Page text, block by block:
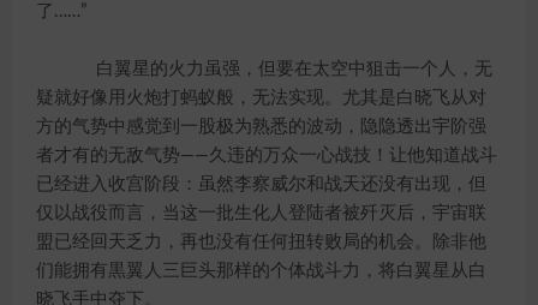
了……”
白翼星的火力虽强，但要在太空中狙击一个人，无
疑就好像用火炮打蚂蚁般，无法实现。尤其是白晓飞从对
方的气势中感觉到一股极为熟悉的波动，隐隐透出宇阶强
者才有的无敌气势——久违的万众一心战技！让他知道战斗
已经进入收宫阶段：虽然李察威尔和战天还没有出现，但
仅以战役而言，当这一批生化人登陆者被歼灭后，宇宙联
盟已经回天乏力，再也没有任何扭转败局的机会。除非他
们能拥有黒翼人三巨头那样的个体战斗力，将白翼星从白
晓飞手中夺下。